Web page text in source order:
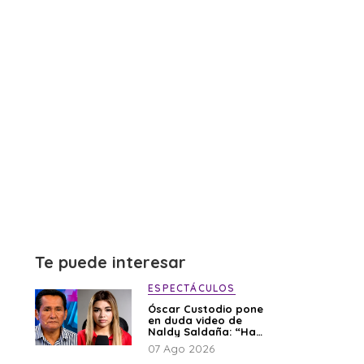
Te puede interesar
ESPECTÁCULOS
Óscar Custodio pone
en duda video de
Naldy Saldaña: “Hay
cosas que de repente
se han editado”
07 Ago 2026